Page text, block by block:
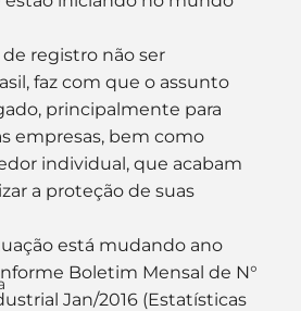
registro não ser
faz com que o assunto
principalmente para
empresas, bem como
individual, que acabam
a proteção de suas
está mudando ano
Boletim Mensal de N°
Jan/2016 (Estatísticas